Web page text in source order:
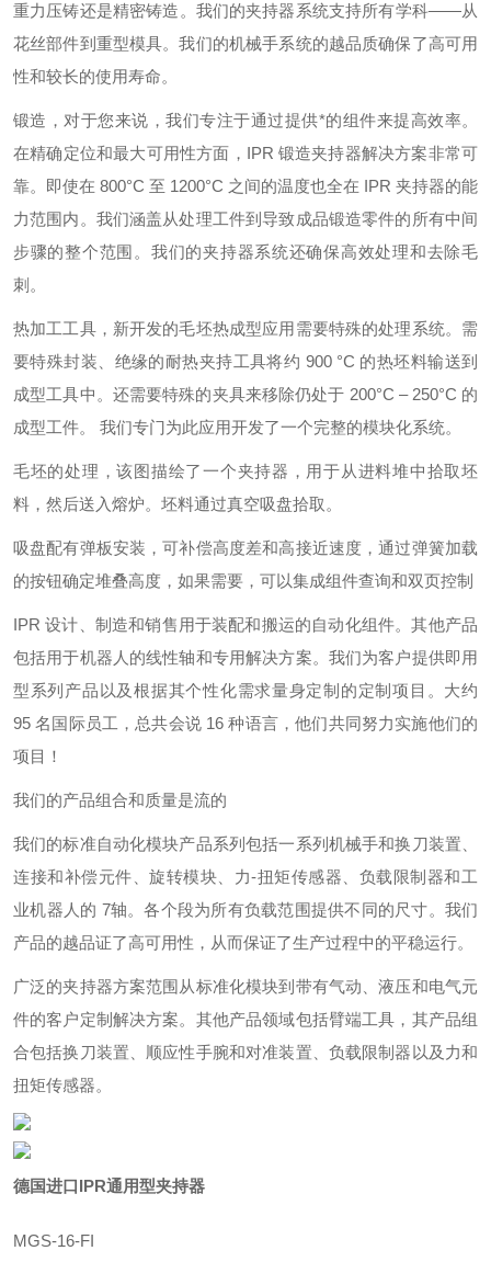
重力压铸还是精密铸造。我们的夹持器系统支持所有学科——从
花丝部件到重型模具。我们的机械手系统的越品质确保了高可用
性和较长的使用寿命。
锻造，对于您来说，我们专注于通过提供*的组件来提高效率。
在精确定位和最大可用性方面，IPR 锻造夹持器解决方案非常可
靠。即使在 800°C 至 1200°C 之间的温度也全在 IPR 夹持器的能
力范围内。我们涵盖从处理工件到导致成品锻造零件的所有中间
步骤的整个范围。我们的夹持器系统还确保高效处理和去除毛
刺。
热加工工具，新开发的毛坯热成型应用需要特殊的处理系统。需
要特殊封装、绝缘的耐热夹持工具将约 900 °C 的热坯料输送到
成型工具中。还需要特殊的夹具来移除仍处于 200°C – 250°C 的
成型工件。 我们专门为此应用开发了一个完整的模块化系统。
毛坯的处理，该图描绘了一个夹持器，用于从进料堆中拾取坯
料，然后送入熔炉。坯料通过真空吸盘拾取。
吸盘配有弹板安装，可补偿高度差和高接近速度，通过弹簧加载
的按钮确定堆叠高度，如果需要，可以集成组件查询和双页控制
IPR 设计、制造和销售用于装配和搬运的自动化组件。其他产品
包括用于机器人的线性轴和专用解决方案。我们为客户提供即用
型系列产品以及根据其个性化需求量身定制的定制项目。大约
95 名国际员工，总共会说 16 种语言，他们共同努力实施他们的
项目！
我们的产品组合和质量是流的
我们的标准自动化模块产品系列包括一系列机械手和换刀装置、
连接和补偿元件、旋转模块、力-扭矩传感器、负载限制器和工
业机器人的 7轴。各个段为所有负载范围提供不同的尺寸。我们
产品的越品证了高可用性，从而保证了生产过程中的平稳运行。
广泛的夹持器方案范围从标准化模块到带有气动、液压和电气元
件的客户定制解决方案。其他产品领域包括臂端工具，其产品组
合包括换刀装置、顺应性手腕和对准装置、负载限制器以及力和
扭矩传感器。
德国进口IPR通用型夹持器
MGS-16-FI